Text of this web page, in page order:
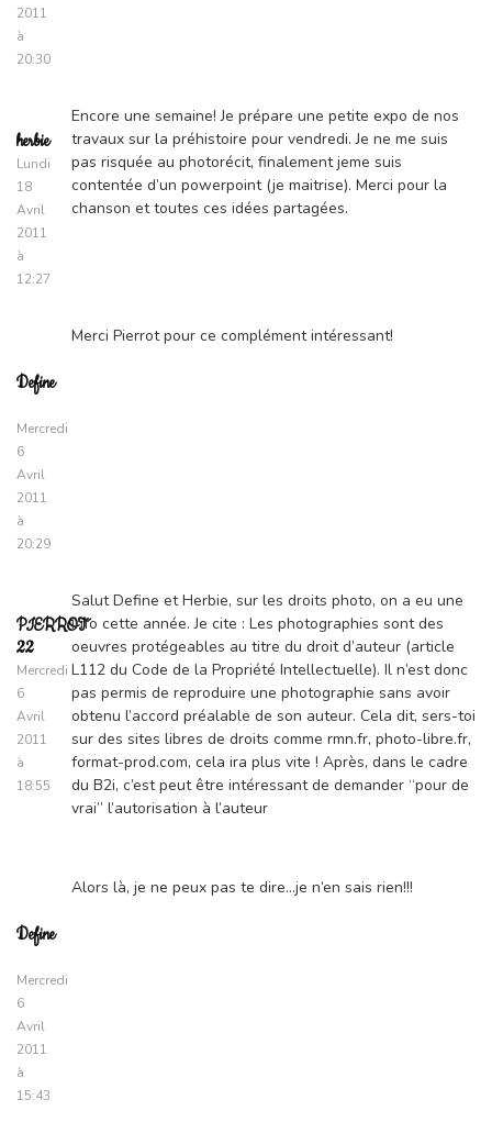
2011
à
20:30
herbie
Lundi
18
Avril
2011
à
12:27
Encore une semaine! Je prépare une petite expo de nos
travaux sur la préhistoire pour vendredi. Je ne me suis
pas risquée au photorécit, finalement jeme suis
contentée d’un powerpoint (je maitrise). Merci pour la
chanson et toutes ces idées partagées.
Define
Mercredi
6
Avril
2011
à
20:29
Merci Pierrot pour ce complément intéressant!
PIERROT
22
Mercredi
6
Avril
2011
à
18:55
Salut Define et Herbie, sur les droits photo, on a eu une
info cette année. Je cite : Les photographies sont des
oeuvres protégeables au titre du droit d’auteur (article
L112 du Code de la Propriété Intellectuelle). Il n’est donc
pas permis de reproduire une photographie sans avoir
obtenu l’accord préalable de son auteur. Cela dit, sers-toi
sur des sites libres de droits comme rmn.fr, photo-libre.fr,
format-prod.com, cela ira plus vite ! Après, dans le cadre
du B2i, c’est peut être intéressant de demander “pour de
vrai” l’autorisation à l’auteur
Define
Mercredi
6
Avril
2011
à
15:43
Alors là, je ne peux pas te dire…je n’en sais rien!!!